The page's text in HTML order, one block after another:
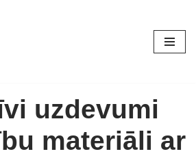
uzdevumi
materiāli ar